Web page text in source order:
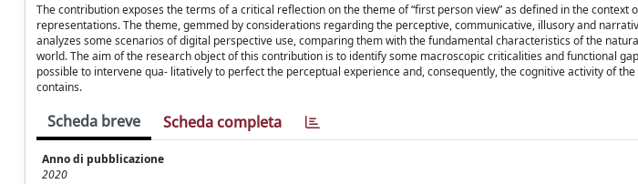
The contribution exposes the terms of a critical reflection on the theme of “first person view” as defined in the
representations. The theme, gemmed by considerations regarding the perceptive, communicative, illusory and
analyzes some scenarios of digital perspective use, comparing them with the fundamental characteristics of the
world. The aim of the research object of this contribution is to identify some macroscopic criticalities and functional
possible to intervene qua- litatively to perfect the perceptual experience and, consequently, the cognitive activity of
contains.
Scheda breve Scheda completa
Anno di pubblicazione
2020